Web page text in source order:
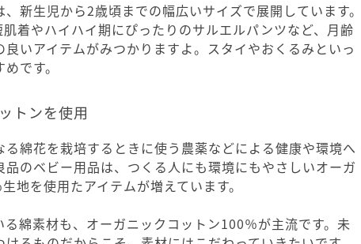
新生児から2歳頃までの幅広いサイズで展開しています。
着やハイハイ期にぴったりのサルエルパンツなど、月齢
良いアイテムがみつかりますよ。スタイやおくるみといっ
です。
トンを使用
る綿花を栽培するときに使う農薬などによる健康や環境へ
品のベビー用品は、つくる人にも環境にもやさしいオーガ
地を使用たアイテムが増えています。
る綿素材も、オーガニックコットン100％が主流です。未